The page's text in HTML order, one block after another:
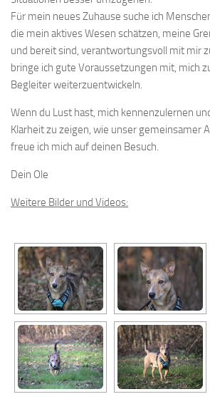
Für mein neues Zuhause suche ich
die mein aktives Wesen schätzen, meine
und bereit sind, verantwortungsvoll mit mir
bringe ich gute Voraussetzungen mit, mich
Begleiter weiterzuentwickeln.
Wenn du Lust hast, mich kennenzulernen
Klarheit zu zeigen, wie unser gemeinsamer
freue ich mich auf deinen Besuch.
Dein Ole
Weitere Bilder und Videos: